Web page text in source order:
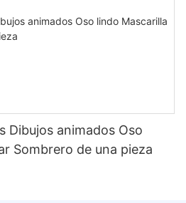
Dibujos animados Oso
Sombrero de una pieza